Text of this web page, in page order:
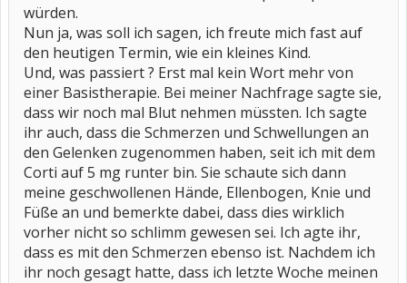
würden.
Nun ja, was soll ich sagen, ich freute mich fast auf
den heutigen Termin, wie ein kleines Kind.
Und, was passiert ? Erst mal kein Wort mehr von
einer Basistherapie. Bei meiner Nachfrage sagte sie,
dass wir noch mal Blut nehmen müssten. Ich sagte
ihr auch, dass die Schmerzen und Schwellungen an
den Gelenken zugenommen haben, seit ich mit dem
Corti auf 5 mg runter bin. Sie schaute sich dann
meine geschwollenen Hände, Ellenbogen, Knie und
Füße an und bemerkte dabei, dass dies wirklich
vorher nicht so schlimm gewesen sei. Ich agte ihr,
dass es mit den Schmerzen ebenso ist. Nachdem ich
ihr noch gesagt hatte, dass ich letzte Woche meinen